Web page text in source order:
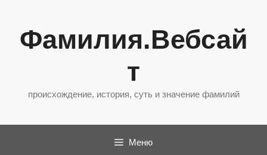
содержимому
Фамилия.Вебсай
т
происхождение, история, суть и значение фамилий
Меню